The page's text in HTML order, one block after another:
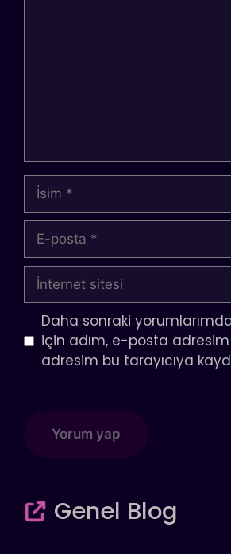
İsim
posta
İnternet
sitesi
Daha sonraki
için adım, e-posta
adresim bu tarayıcıya
Genel Blog